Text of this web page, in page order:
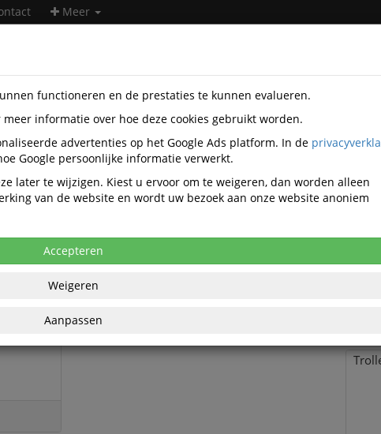
Meer
accessoires
JSA Reiskoffers
functioneren en de prestaties te kunnen evalueren.
meer informatie over hoe deze cookies gebruikt worden.
advertenties op het Google Ads platform. In de
Google persoonlijke informatie verwerkt.
later te wijzigen. Kiest u ervoor om te weigeren, dan worden alleen
van de website en wordt uw bezoek aan onze website anoniem
Accepteren
Weigeren
Aanpassen